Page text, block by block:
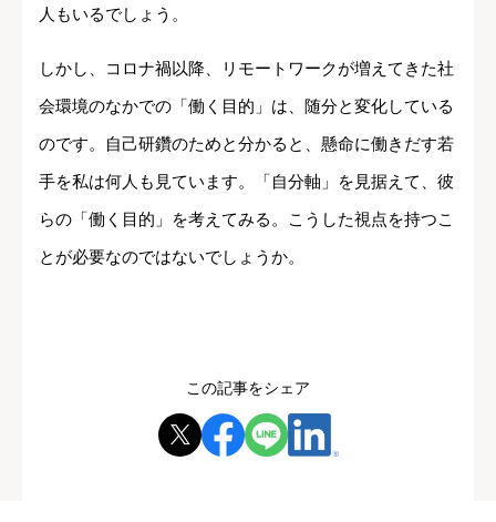
人もいるでしょう。
しかし、コロナ禍以降、リモートワークが増えてきた社
会環境のなかでの「働く目的」は、随分と変化している
のです。自己研鑽のためと分かると、懸命に働きだす若
手を私は何人も見ています。「自分軸」を見据えて、彼
らの「働く目的」を考えてみる。こうした視点を持つこ
とが必要なのではないでしょうか。
この記事をシェア